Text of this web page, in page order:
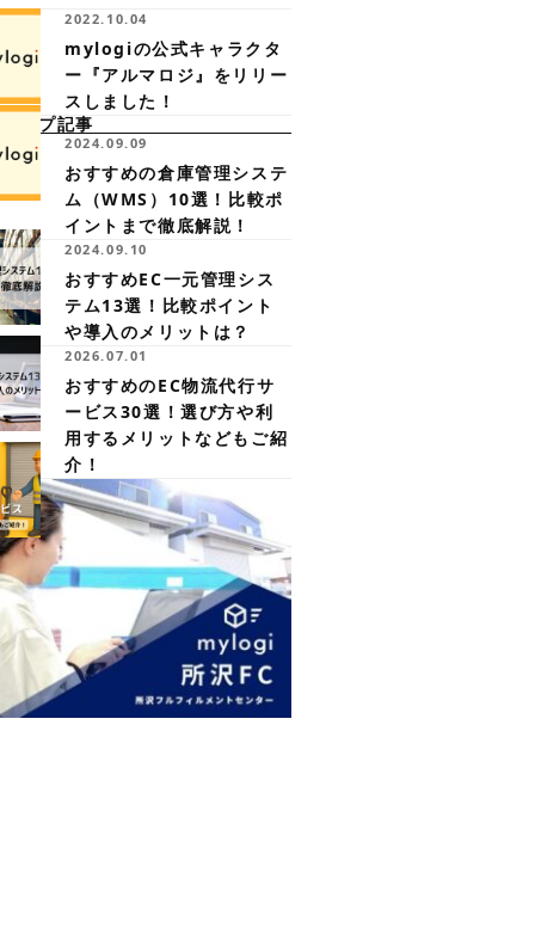
2022.10.04
mylogiの公式キャラクタ
ー『アルマロジ』をリリー
スしました！
ップ記事
2024.09.09
おすすめの倉庫管理システ
ム（WMS）10選！比較ポ
イントまで徹底解説！
2024.09.10
おすすめEC一元管理シス
テム13選！比較ポイント
や導入のメリットは？
2026.07.01
おすすめのEC物流代行サ
ービス30選！選び方や利
用するメリットなどもご紹
介！